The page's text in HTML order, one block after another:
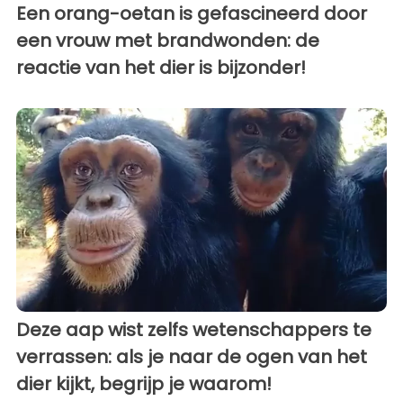
Een orang-oetan is gefascineerd door
een vrouw met brandwonden: de
reactie van het dier is bijzonder!
Deze aap wist zelfs wetenschappers te
verrassen: als je naar de ogen van het
dier kijkt, begrijp je waarom!